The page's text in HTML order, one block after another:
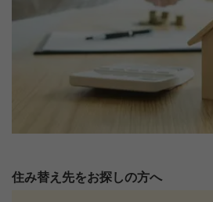
住み替え先をお探しの方へ